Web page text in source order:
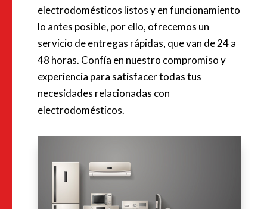
electrodomésticos listos y en funcionamiento
lo antes posible, por ello, ofrecemos un
servicio de entregas rápidas, que van de 24 a
48 horas. Confía en nuestro compromiso y
experiencia para satisfacer todas tus
necesidades relacionadas con
electrodomésticos.